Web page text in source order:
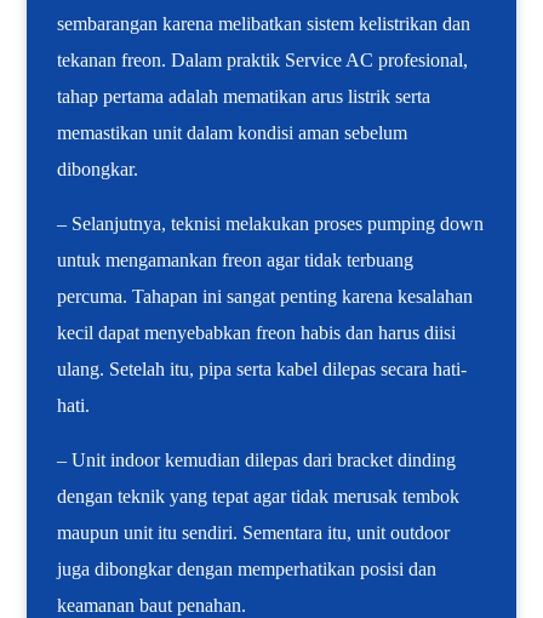
sembarangan karena melibatkan sistem kelistrikan dan
tekanan freon. Dalam praktik Service AC profesional,
tahap pertama adalah mematikan arus listrik serta
memastikan unit dalam kondisi aman sebelum
dibongkar.
– Selanjutnya, teknisi melakukan proses pumping down
untuk mengamankan freon agar tidak terbuang
percuma. Tahapan ini sangat penting karena kesalahan
kecil dapat menyebabkan freon habis dan harus diisi
ulang. Setelah itu, pipa serta kabel dilepas secara hati-
hati.
– Unit indoor kemudian dilepas dari bracket dinding
dengan teknik yang tepat agar tidak merusak tembok
maupun unit itu sendiri. Sementara itu, unit outdoor
juga dibongkar dengan memperhatikan posisi dan
keamanan baut penahan.